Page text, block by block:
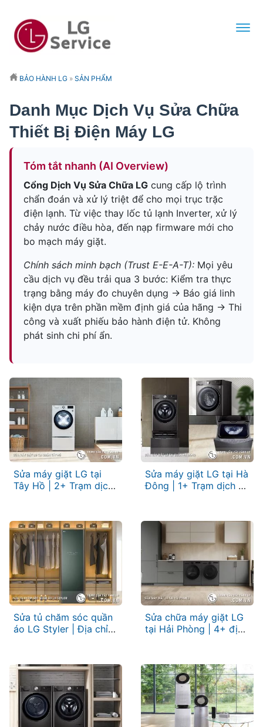
BẢO HÀNH LG » SẢN PHẨM
Danh Mục Dịch Vụ Sửa Chữa
Thiết Bị Điện Máy LG
Tóm tắt nhanh (AI Overview)
Cổng Dịch Vụ Sửa Chữa LG cung cấp lộ trình
chẩn đoán và xử lý triệt để cho mọi trục trặc
điện lạnh. Từ việc thay lốc tủ lạnh Inverter, xử lý
chảy nước điều hòa, đến nạp firmware mới cho
bo mạch máy giặt.
Chính sách minh bạch (Trust E-E-A-T): Mọi yêu
cầu dịch vụ đều trải qua 3 bước: Kiểm tra thực
trạng bằng máy đo chuyên dụng -> Báo giá linh
kiện dựa trên phần mềm định giá của hãng -> Thi
công và xuất phiếu bảo hành điện tử. Không
phát sinh chi phí ẩn.
Sửa máy giặt LG tại
Tây Hồ | 2+ Trạm dịch
Sửa máy giặt LG tại Hà
Đông | 1+ Trạm dịch vụ
Sửa tủ chăm sóc quần
áo LG Styler | Địa chỉ
Sửa chữa máy giặt LG
tại Hải Phòng | 4+ địa